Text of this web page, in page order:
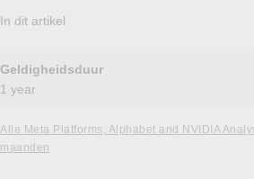
In dit artikel
Geldigheidsduur
1 year
Alle Meta Platforms, Alphabet and NVIDIA
maanden